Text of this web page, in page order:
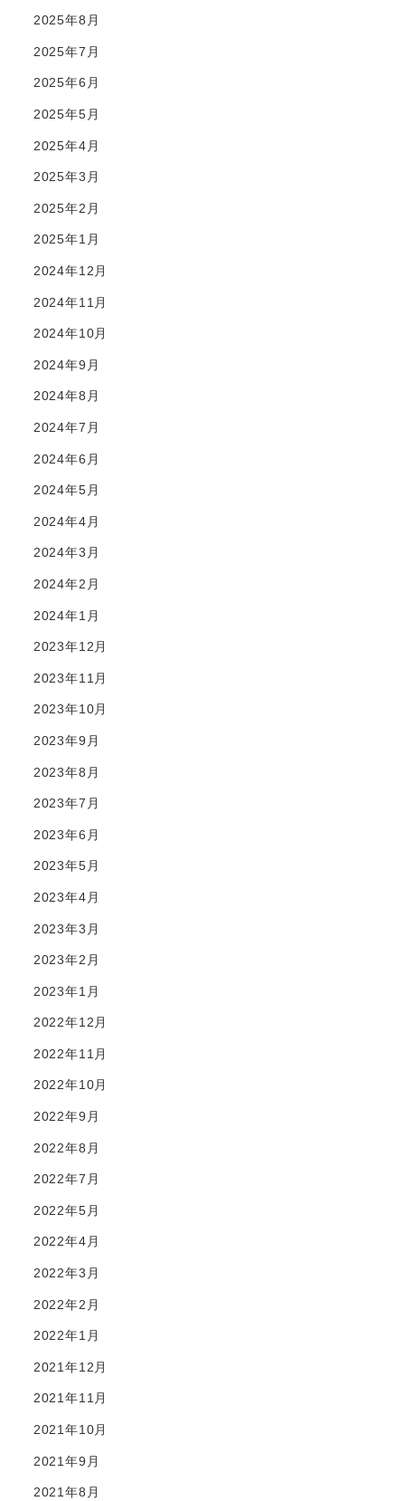
2025年8月
2025年7月
2025年6月
2025年5月
2025年4月
2025年3月
2025年2月
2025年1月
2024年12月
2024年11月
2024年10月
2024年9月
2024年8月
2024年7月
2024年6月
2024年5月
2024年4月
2024年3月
2024年2月
2024年1月
2023年12月
2023年11月
2023年10月
2023年9月
2023年8月
2023年7月
2023年6月
2023年5月
2023年4月
2023年3月
2023年2月
2023年1月
2022年12月
2022年11月
2022年10月
2022年9月
2022年8月
2022年7月
2022年5月
2022年4月
2022年3月
2022年2月
2022年1月
2021年12月
2021年11月
2021年10月
2021年9月
2021年8月